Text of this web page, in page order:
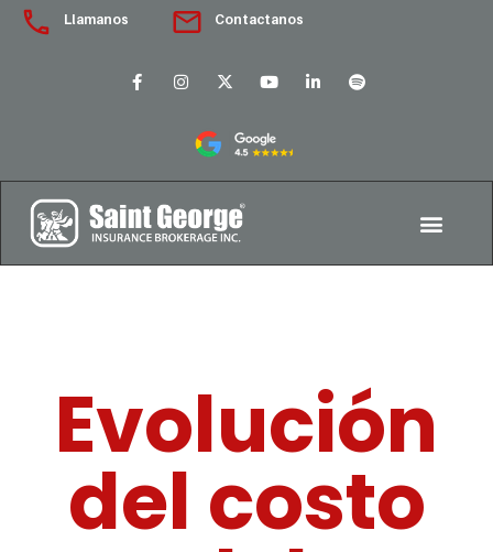
Llamanos Contactanos
Evolución
del costo